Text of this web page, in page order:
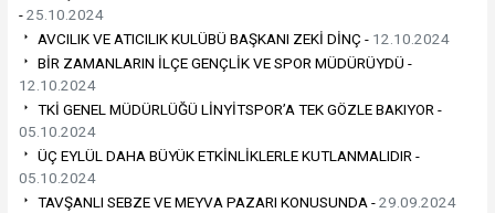
-25.10.2024
AVCILIK VE ATICILIK KULÜBÜ BAŞKANI ZEKİ DİNÇ - 12.10.2024
BİR ZAMANLARIN İLÇE GENÇLİK VE SPOR MÜDÜRÜYDÜ -
12.10.2024
TKİ GENEL MÜDÜRLÜĞÜ LİNYİTSPOR’A TEK GÖZLE BAKIYOR -
05.10.2024
ÜÇ EYLÜL DAHA BÜYÜK ETKİNLİKLERLE KUTLANMALIDIR -
05.10.2024
TAVŞANLI SEBZE VE MEYVA PAZARI KONUSUNDA -29.09.2024